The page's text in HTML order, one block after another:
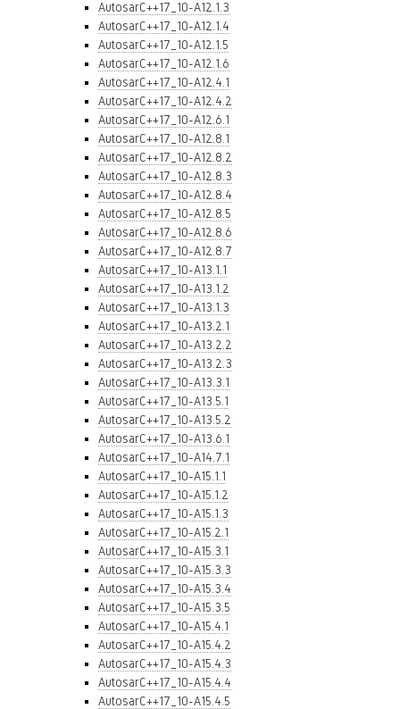
AutosarC++17_10-A12.1.3
AutosarC++17_10-A12.1.4
AutosarC++17_10-A12.1.5
AutosarC++17_10-A12.1.6
AutosarC++17_10-A12.4.1
AutosarC++17_10-A12.4.2
AutosarC++17_10-A12.6.1
AutosarC++17_10-A12.8.1
AutosarC++17_10-A12.8.2
AutosarC++17_10-A12.8.3
AutosarC++17_10-A12.8.4
AutosarC++17_10-A12.8.5
AutosarC++17_10-A12.8.6
AutosarC++17_10-A12.8.7
AutosarC++17_10-A13.1.1
AutosarC++17_10-A13.1.2
AutosarC++17_10-A13.1.3
AutosarC++17_10-A13.2.1
AutosarC++17_10-A13.2.2
AutosarC++17_10-A13.2.3
AutosarC++17_10-A13.3.1
AutosarC++17_10-A13.5.1
AutosarC++17_10-A13.5.2
AutosarC++17_10-A13.6.1
AutosarC++17_10-A14.7.1
AutosarC++17_10-A15.1.1
AutosarC++17_10-A15.1.2
AutosarC++17_10-A15.1.3
AutosarC++17_10-A15.2.1
AutosarC++17_10-A15.3.1
AutosarC++17_10-A15.3.3
AutosarC++17_10-A15.3.4
AutosarC++17_10-A15.3.5
AutosarC++17_10-A15.4.1
AutosarC++17_10-A15.4.2
AutosarC++17_10-A15.4.3
AutosarC++17_10-A15.4.4
AutosarC++17_10-A15.4.5